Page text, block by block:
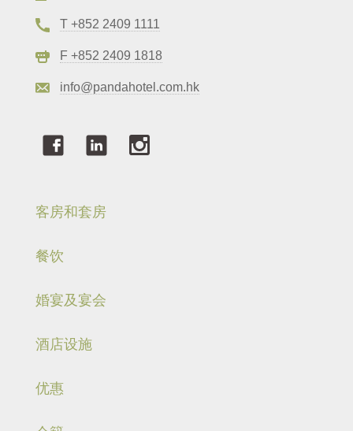
T +852 2409 1111
F +852 2409 1818
info@pandahotel.com.hk
客房和套房
餐饮
婚宴及宴会
酒店设施
优惠